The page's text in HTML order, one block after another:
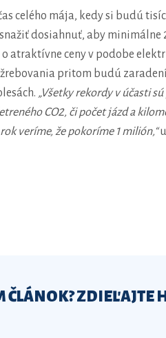
celého mája, kedy si budú
dosiahnuť, aby minimálne
atraktívne ceny v podobe
pritom budú
„Všetky rekordy v účasti
CO2, či počet jázd a
veríme, že pokoríme 1 milión,“
ČLÁNOK? ZDIEĽAJTE